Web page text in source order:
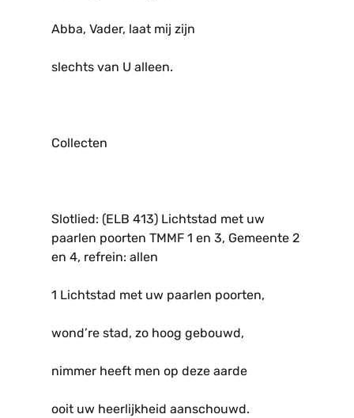
Abba, Vader, laat mij zijn
slechts van U alleen.
Collecten
Slotlied: (ELB 413) Lichtstad met uw
paarlen poorten TMMF 1 en 3, Gemeente 2
en 4, refrein: allen
1 Lichtstad met uw paarlen poorten,
wond’re stad, zo hoog gebouwd,
nimmer heeft men op deze aarde
ooit uw heerlijkheid aanschouwd.